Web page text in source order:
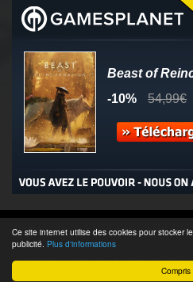
Compris
Ce site internet utilise des cookies pour stocker
publicité. Plus d'informations